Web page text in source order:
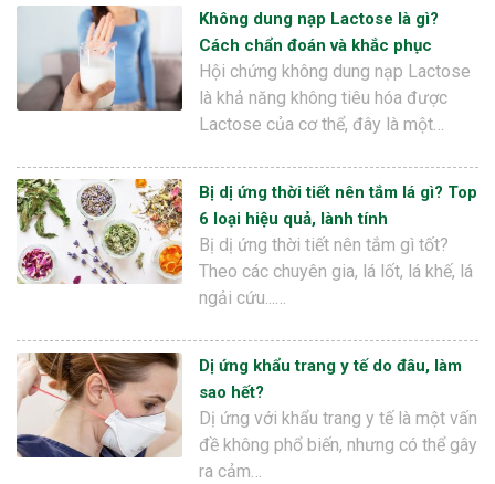
Không dung nạp Lactose là gì?
Cách chẩn đoán và khắc phục
Hội chứng không dung nạp Lactose
là khả năng không tiêu hóa được
Lactose của cơ thể, đây là một…
Bị dị ứng thời tiết nên tắm lá gì? Top
6 loại hiệu quả, lành tính
Bị dị ứng thời tiết nên tắm gì tốt?
Theo các chuyên gia, lá lốt, lá khế, lá
ngải cứu...…
Dị ứng khẩu trang y tế do đâu, làm
sao hết?
Dị ứng với khẩu trang y tế là một vấn
đề không phổ biến, nhưng có thể gây
ra cảm…